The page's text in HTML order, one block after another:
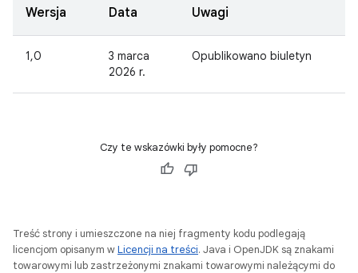
Wersja Data Uwagi
1,0
3 marca
2026 r.
Opublikowano biuletyn
Czy te wskazówki były pomocne?
Treść strony i umieszczone na niej fragmenty kodu podlegają
licencjom opisanym wLicencji na treści. Java i OpenJDK są znakami
towarowymi lub zastrzeżonymi znakami towarowymi należącymi do